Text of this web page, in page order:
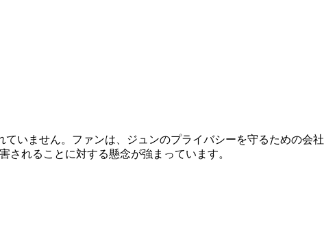
いません。ファンは、ジュンのプライバシーを守るための会社
れることに対する懸念が強まっています。